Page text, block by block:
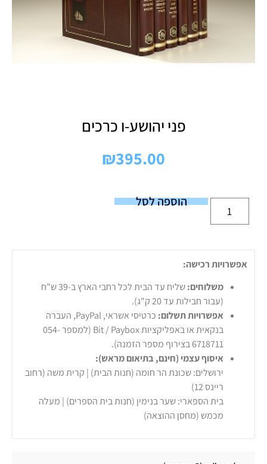
פני יהושע-ו כרכים
₪395.00
הוספה לסל
אפשרויות רכישה:
משלוחים:
שליח עד הבית לכל רחבי הארץ ב-39 ש"ח
(עבור חבילות עד 20 ק"ג).
אפשרויות תשלום:
כרטיסי אשראי, PayPal, העברה
בנקאית או באפליקציות Bit / Paybox (למספר 054-
6718711 בצירוף מספר הזמנה).
איסוף עצמי (חינם, בתיאום מראש):
ירושלים: שכונת הר חומה (חנות הבית) | קרית משה (רחוב
ריינס 12)
בית הספארי: שער בנימין (חנות בית הספרים) | מעלה
מכמש (מחסן ההוצאה)